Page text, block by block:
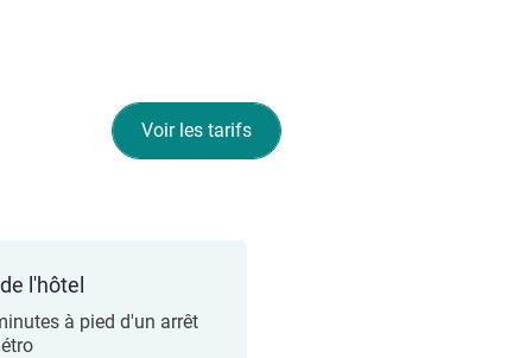
Voir les tarifs
l'hôtel
à pied d'un arrêt